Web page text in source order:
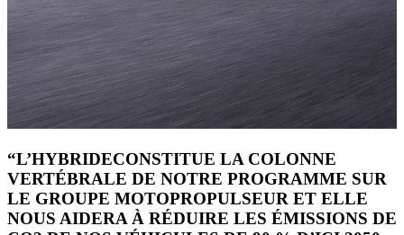
“L’HYBRIDECONSTITUE LA COLONNE
VERTÉBRALE DE NOTRE PROGRAMME SUR
LE GROUPE MOTOPROPULSEUR ET ELLE
NOUS AIDERA À RÉDUIRE LES ÉMISSIONS DE